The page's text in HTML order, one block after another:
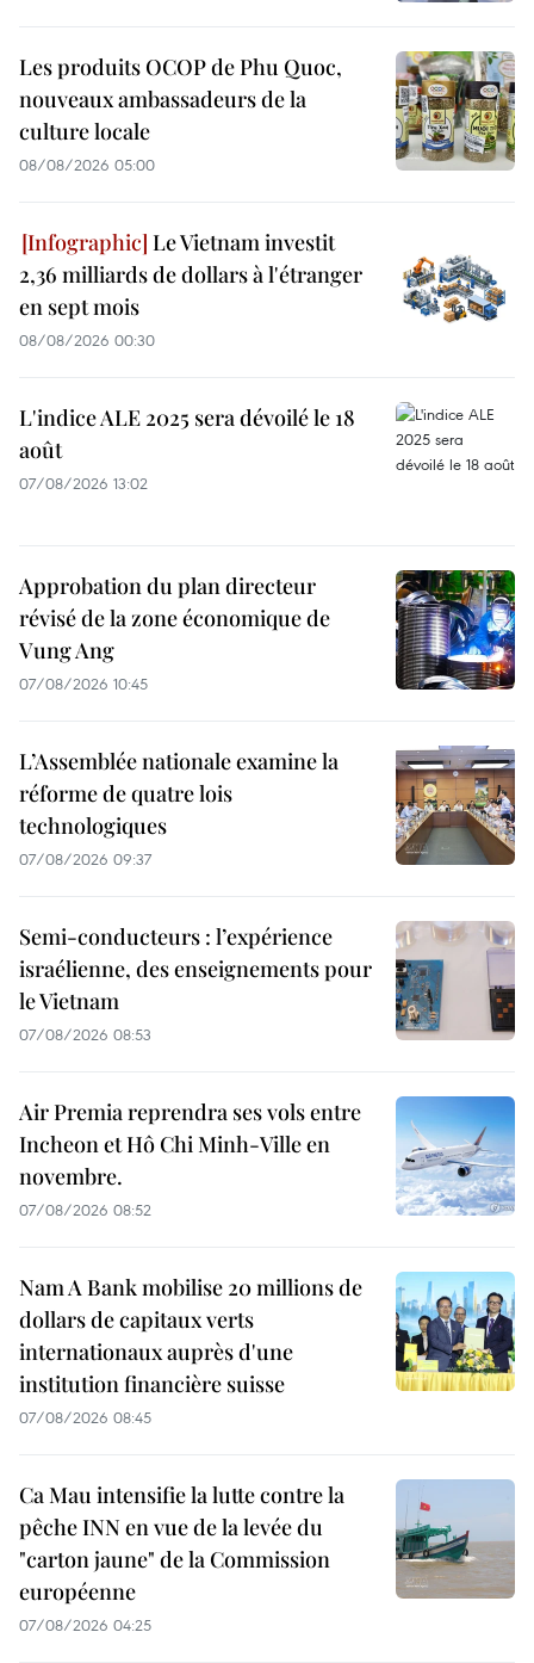
Les produits OCOP de Phu Quoc,
nouveaux ambassadeurs de la
culture locale
08/08/2026 05:00
Le Vietnam investit
2,36 milliards de dollars à l'étranger
en sept mois
08/08/2026 00:30
L'indice ALE 2025 sera dévoilé le 18
août
07/08/2026 13:02
Approbation du plan directeur
révisé de la zone économique de
Vung Ang
07/08/2026 10:45
L’Assemblée nationale examine la
réforme de quatre lois
technologiques
07/08/2026 09:37
Semi-conducteurs : l’expérience
israélienne, des enseignements pour
le Vietnam
07/08/2026 08:53
Air Premia reprendra ses vols entre
Incheon et Hô Chi Minh-Ville en
novembre.
07/08/2026 08:52
Nam A Bank mobilise 20 millions de
dollars de capitaux verts
internationaux auprès d'une
institution financière suisse
07/08/2026 08:45
Ca Mau intensifie la lutte contre la
pêche INN en vue de la levée du
"carton jaune" de la Commission
européenne
07/08/2026 04:25